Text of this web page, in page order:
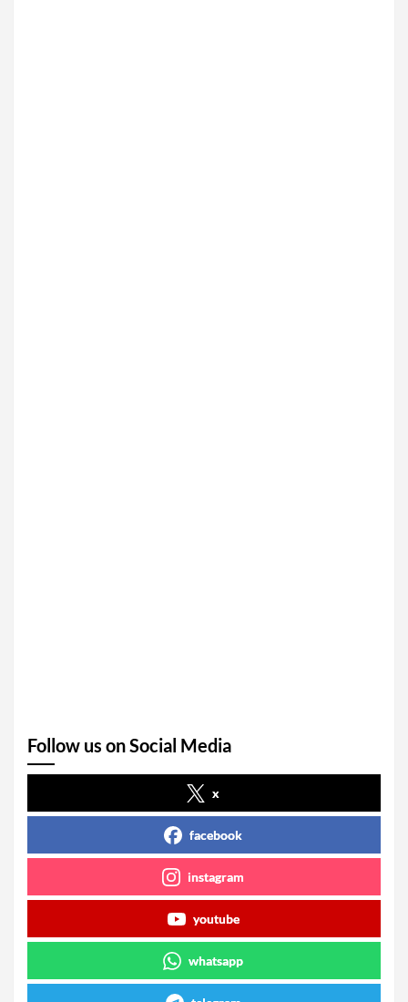
Follow us on Social Media
x
facebook
instagram
youtube
whatsapp